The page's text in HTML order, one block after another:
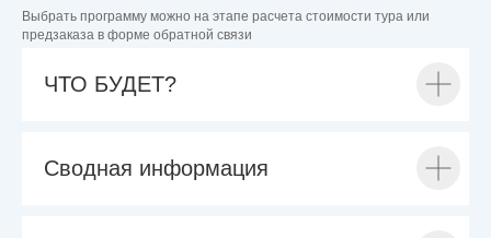
Выбрать программу можно на этапе расчета стоимости тура или
предзаказа в форме обратной связи
ЧТО БУДЕТ?
Сводная информация